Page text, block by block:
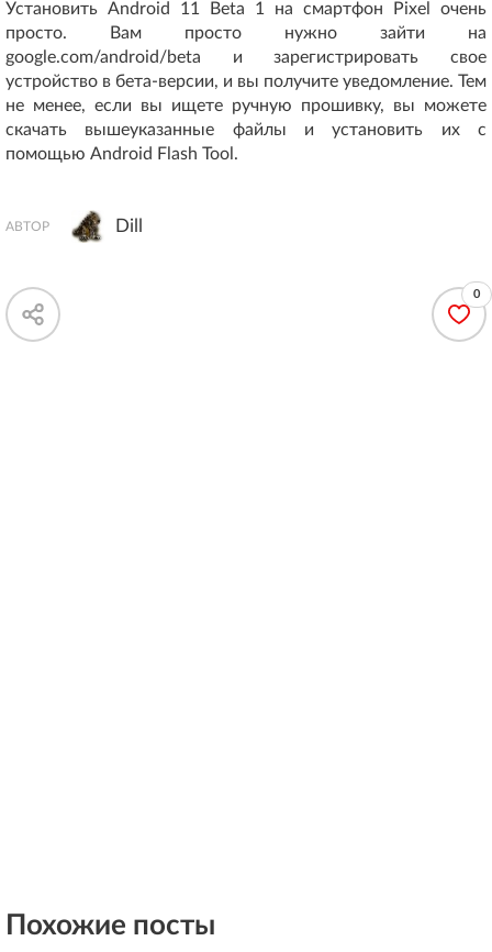
Установить Android 11 Beta 1 на смартфон Pixel очень
просто. Вам просто нужно зайти на
google.com/android/beta и зарегистрировать свое
устройство в бета-версии, и вы получите уведомление. Тем
не менее, если вы ищете ручную прошивку, вы можете
скачать вышеуказанные файлы и установить их с
помощью Android Flash Tool.
АВТОР Dill
0
Похожие посты